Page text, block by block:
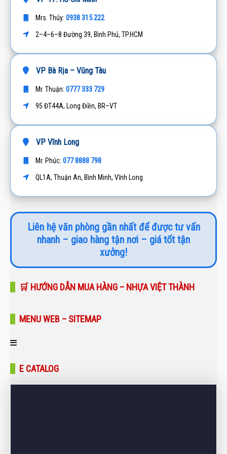
Mrs. Thúy: 0938 315 222
2–4–6–8 Đường 39, Bình Phú, TP.HCM
VP Bà Rịa – Vũng Tàu
Mr. Thuận: 0777 333 729
95 ĐT44A, Long Điền, BR–VT
VP Vĩnh Long
Mr. Phúc: 077 8888 798
QL1A, Thuận An, Bình Minh, Vĩnh Long
Liên hệ văn phòng gần nhất để được tư vấn
nhanh – giao hàng tận nơi – giá tốt tận
xưởng!
🛒 HƯỚNG DẪN MUA HÀNG – NHỰA VIỆT THÀNH
MENU WEB – SITEMAP
Trang chủ
E CATALOG